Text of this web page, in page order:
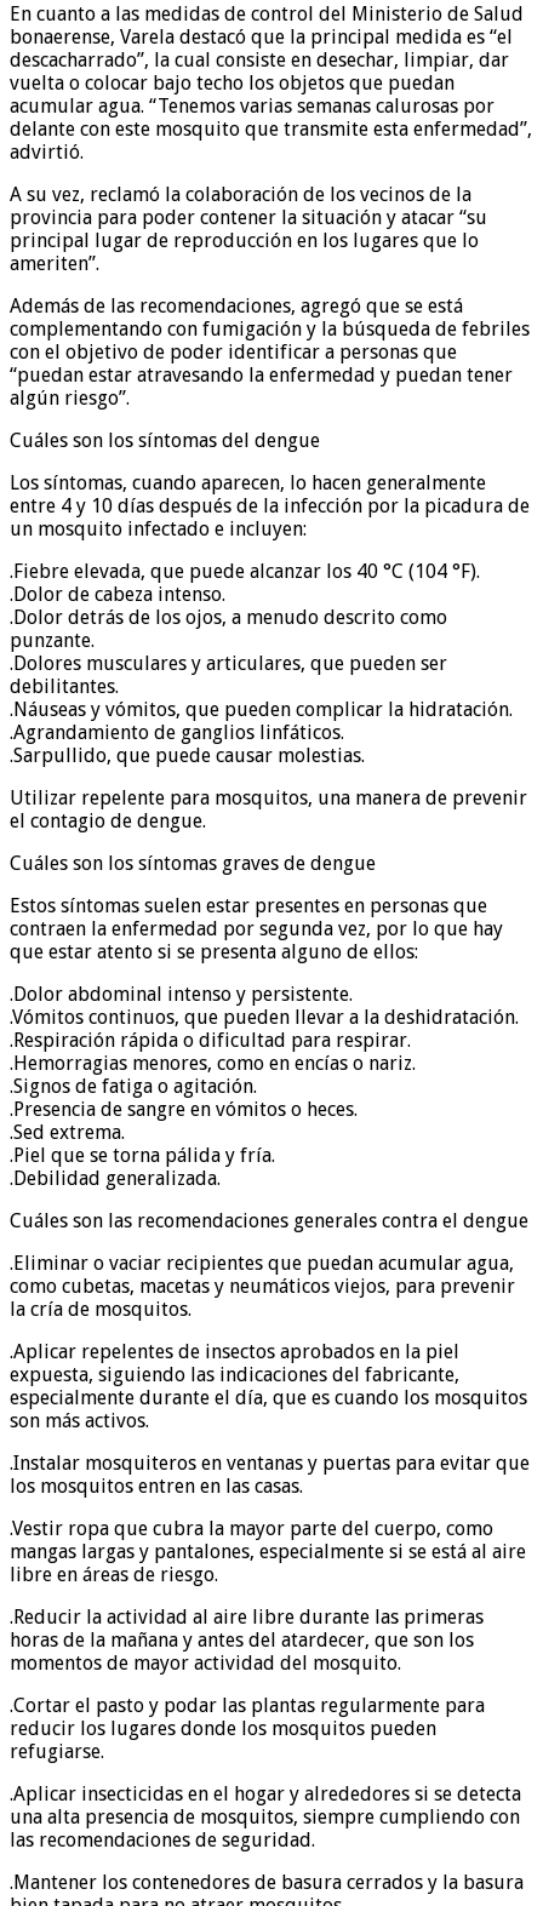
En cuanto a las medidas de control del Ministerio de Salud
bonaerense, Varela destacó que la principal medida es “el
descacharrado”, la cual consiste en desechar, limpiar, dar
vuelta o colocar bajo techo los objetos que puedan
acumular agua. “Tenemos varias semanas calurosas por
delante con este mosquito que transmite esta enfermedad”,
advirtió.
A su vez, reclamó la colaboración de los vecinos de la
provincia para poder contener la situación y atacar “su
principal lugar de reproducción en los lugares que lo
ameriten”.
Además de las recomendaciones, agregó que se está
complementando con fumigación y la búsqueda de febriles
con el objetivo de poder identificar a personas que
“puedan estar atravesando la enfermedad y puedan tener
algún riesgo”.
Cuáles son los síntomas del dengue
Los síntomas, cuando aparecen, lo hacen generalmente
entre 4 y 10 días después de la infección por la picadura de
un mosquito infectado e incluyen:
.Fiebre elevada, que puede alcanzar los 40 °C (104 °F).
.Dolor de cabeza intenso.
.Dolor detrás de los ojos, a menudo descrito como
punzante.
.Dolores musculares y articulares, que pueden ser
debilitantes.
.Náuseas y vómitos, que pueden complicar la hidratación.
.Agrandamiento de ganglios linfáticos.
.Sarpullido, que puede causar molestias.
Utilizar repelente para mosquitos, una manera de prevenir
el contagio de dengue.
Cuáles son los síntomas graves de dengue
Estos síntomas suelen estar presentes en personas que
contraen la enfermedad por segunda vez, por lo que hay
que estar atento si se presenta alguno de ellos:
.Dolor abdominal intenso y persistente.
.Vómitos continuos, que pueden llevar a la deshidratación.
.Respiración rápida o dificultad para respirar.
.Hemorragias menores, como en encías o nariz.
.Signos de fatiga o agitación.
.Presencia de sangre en vómitos o heces.
.Sed extrema.
.Piel que se torna pálida y fría.
.Debilidad generalizada.
Cuáles son las recomendaciones generales contra el dengue
.Eliminar o vaciar recipientes que puedan acumular agua,
como cubetas, macetas y neumáticos viejos, para prevenir
la cría de mosquitos.
.Aplicar repelentes de insectos aprobados en la piel
expuesta, siguiendo las indicaciones del fabricante,
especialmente durante el día, que es cuando los mosquitos
son más activos.
.Instalar mosquiteros en ventanas y puertas para evitar que
los mosquitos entren en las casas.
.Vestir ropa que cubra la mayor parte del cuerpo, como
mangas largas y pantalones, especialmente si se está al aire
libre en áreas de riesgo.
.Reducir la actividad al aire libre durante las primeras
horas de la mañana y antes del atardecer, que son los
momentos de mayor actividad del mosquito.
.Cortar el pasto y podar las plantas regularmente para
reducir los lugares donde los mosquitos pueden
refugiarse.
.Aplicar insecticidas en el hogar y alrededores si se detecta
una alta presencia de mosquitos, siempre cumpliendo con
las recomendaciones de seguridad.
.Mantener los contenedores de basura cerrados y la basura